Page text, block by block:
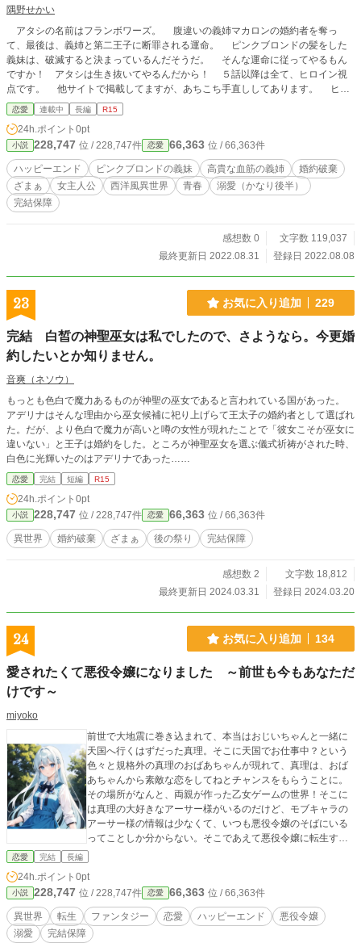
隅野せかい
アタシの名前はフランボワーズ。 腹違いの義姉マカロンの婚約者を奪っ
て、最後は、義姉と第二王子に断罪される運命。 ピンクブロンドの髪をした
義妹は、破滅すると決まっているんだそうだ。 そんな運命に従ってやるもん
ですか！ アタシは生き抜いてやるんだから！ ５話以降は全て、ヒロイン視
点です。 他サイトで掲載してますが、あちこち手直ししてあります。 ヒロ
インが溺愛されるのは、かなり話が進んでからです。
恋愛 連載中 長編 R15
24h.ポイント 0pt
小説 228,747 位 / 228,747件 恋愛 66,363 位 / 66,363件
ハッピーエンド ピンクブロンドの義妹 高貴な血筋の義姉
婚約破棄
ざまぁ
女主人公 西洋風異世界 青春
溺愛（かなり後半）
完結保障
感想数 0
文字数 119,037
最終更新日 2022.08.31
登録日 2022.08.08
23 お気に入り追加 229
完結 白皙の神聖巫女は私でしたので、さようなら。今更婚
約したいとか知りません。
音爽（ネソウ）
もっとも色白で魔力あるものが神聖の巫女であると言われている国があった。
アデリナはそんな理由から巫女候補に祀り上げらて王太子の婚約者として選ばれ
た。だが、より色白で魔力が高いと噂の女性が現れたことで「彼女こそが巫女に
違いない」と王子は婚約をした。ところが神聖巫女を選ぶ儀式祈祷がされた時、
白色に光輝いたのはアデリナであった……
恋愛 完結 短編 R15
24h.ポイント 0pt
小説 228,747 位 / 228,747件 恋愛 66,363 位 / 66,363件
異世界 婚約破棄 ざまぁ 後の祭り 完結保障
感想数 2
文字数 18,812
最終更新日 2024.03.31
登録日 2024.03.20
24 お気に入り追加 134
愛されたくて悪役令嬢になりました ～前世も今もあなただ
けです～
miyoko
前世で大地震に巻き込まれて、本当はおじいちゃんと一緒に
天国へ行くはずだった真理。そこに天国でお仕事中？という
色々と規格外の真理のおばあちゃんが現れて、真理は、おば
あちゃんから素敵な恋をしてねとチャンスをもらうことに。
その場所がなんと、両親が作った乙女ゲームの世界！そこに
は真理の大好きなアーサー様がいるのだけど、モブキャラの
アーサー様の情報は少なくて、いつも悪役令嬢のそばにいる
ってことしか分からない。そこであえて悪役令嬢に転生する
ことにした真理ことマリーは、十五年間そのことをすっかり
か……健康な体を手に入れたマリー（真理）はカエルを捕ま
えたり、令嬢らしからぬ一面もあって……。明日はデビュタ
ントなのに……。いい加減、思い出しなさい！しびれを切ら
したおばあちゃんが・思い出させてくれたけど、間に合うの
かしら……。 ※初めての作品です。設定ゆるく、誤字脱字も
恋愛 完結 長編
24h.ポイント 0pt
小説 228,747 位 / 228,747件 恋愛 66,363 位 / 66,363件
異世界 転生 ファンタジー 恋愛 ハッピーエンド
悪役令嬢
溺愛
完結保障